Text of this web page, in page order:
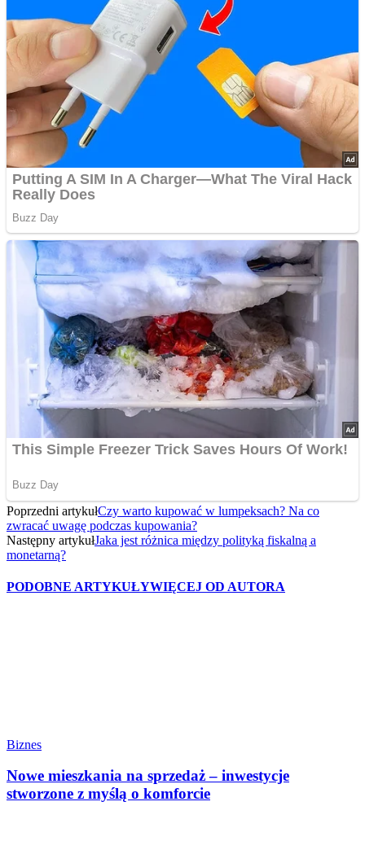
Poprzedni artykułCzy warto kupować w lumpeksach? Na co
zwracać uwagę podczas kupowania?
Następny artykułJaka jest różnica między polityką fiskalną a
monetarną?
PODOBNE ARTYKUŁYWIĘCEJ OD AUTORA
Biznes
Nowe mieszkania na sprzedaż – inwestycje
stworzone z myślą o komforcie